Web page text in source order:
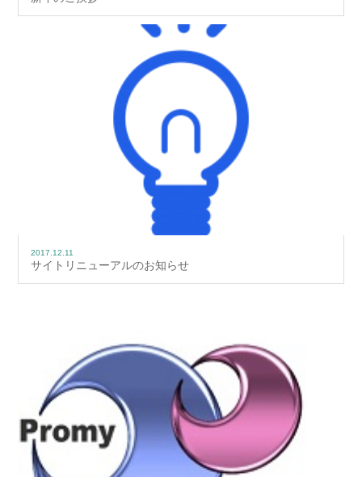
2017.12.11
サイトリニューアルのお知らせ